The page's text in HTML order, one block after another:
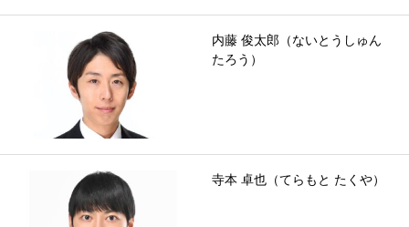
内藤 俊太郎（ないとうしゅん
たろう）
寺本 卓也（てらもと たくや）